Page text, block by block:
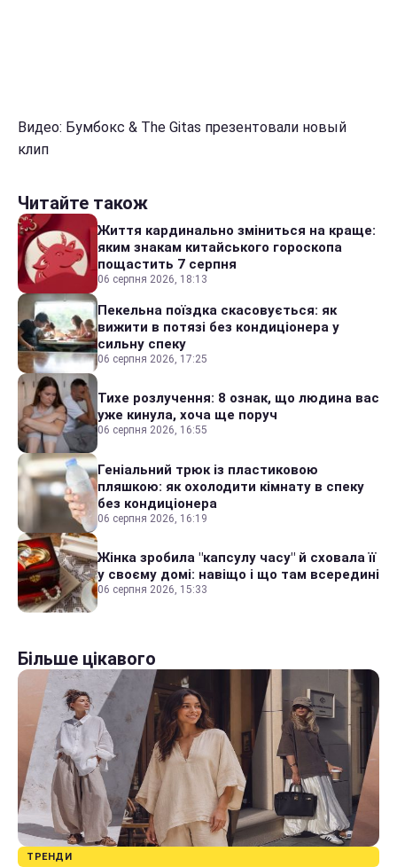
Видео: Бумбокс & The Gitas презентовали новый
клип
Читайте також
Життя кардинально зміниться на краще:
яким знакам китайського гороскопа
пощастить 7 серпня
06 серпня 2026, 18:13
Пекельна поїздка скасовується: як
вижити в потязі без кондиціонера у
сильну спеку
06 серпня 2026, 17:25
Тихе розлучення: 8 ознак, що людина вас
уже кинула, хоча ще поруч
06 серпня 2026, 16:55
Геніальний трюк із пластиковою
пляшкою: як охолодити кімнату в спеку
без кондиціонера
06 серпня 2026, 16:19
Жінка зробила "капсулу часу" й сховала її
у своєму домі: навіщо і що там всередині
06 серпня 2026, 15:33
Більше цікавого
ТРЕНДИ